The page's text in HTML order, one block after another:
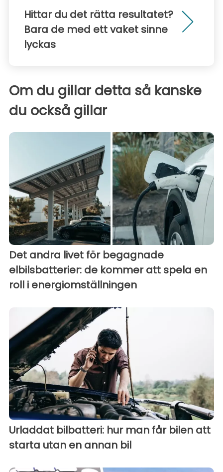
Hittar du det rätta resultatet?
Bara de med ett vaket sinne
lyckas
Om du gillar detta så kanske
du också gillar
Det andra livet för begagnade
elbilsbatterier: de kommer att spela en
roll i energiomställningen
Urladdat bilbatteri: hur man får bilen att
starta utan en annan bil